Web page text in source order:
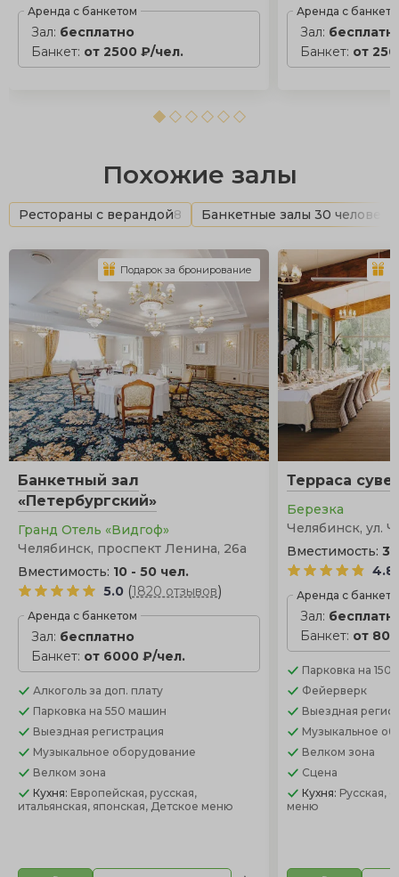
Аренда с банкетом
Зал: бесплатно
Банкет: от 2500 ₽/чел.
Аренда с
Зал:
Банкет: от
Похожие залы
Рестораны с верандой8 Банкетные залы 30 человек
Банкетный зал
«Петербургский»
Гранд Отель «Видгоф»
Челябинск, проспект Ленина, 26а
Вместимость: 10 - 50 чел.
5.0 (1820 отзывов)
Аренда с банкетом
Зал: бесплатно
Банкет: от 6000 ₽/чел.
Алкоголь за доп. плату
Парковка на 550 машин
Выездная регистрация
Музыкальное оборудование
Велком зона
Кухня: Европейская, русская,
итальянская, японская, Детское меню
Подарок за бронирование
Терраса
Березка
Челябинск, ул.
Вместимость:
4.8
Аренда с
Зал:
Банкет: от
Парковка на 150
Фейерверк
Выездная
Музыкальное
Велком зона
Сцена
Кухня: Русская,
меню